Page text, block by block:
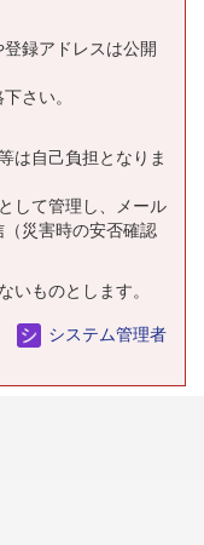
録アドレスは公開
さい。
は自己負担となりま
して管理し、メール
災害時の安否確認
ものとします。
システム管理者